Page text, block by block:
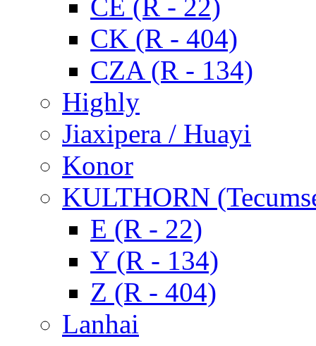
CE (R - 22)
CK (R - 404)
CZA (R - 134)
Highly
Jiaxipera / Huayi
Konor
KULTHORN
E (R - 22)
Y (R - 134)
Z (R - 404)
Lanhai